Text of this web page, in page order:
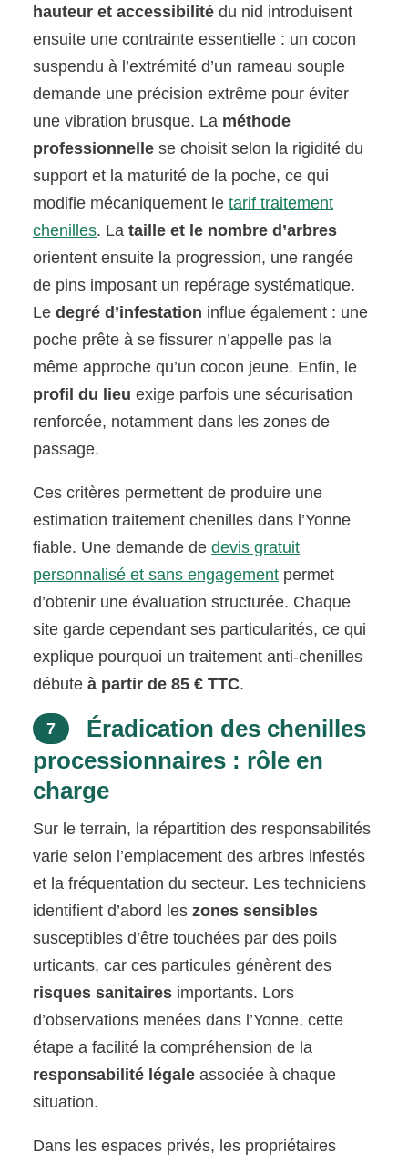
hauteur et accessibilité du nid introduisent
ensuite une contrainte essentielle : un cocon
suspendu à l’extrémité d’un rameau souple
demande une précision extrême pour éviter
une vibration brusque. La méthode
professionnelle se choisit selon la rigidité du
support et la maturité de la poche, ce qui
modifie mécaniquement letarif traitement
chenilles. Lataille et le nombre d’arbres
orientent ensuite la progression, une rangée
de pins imposant un repérage systématique.
Ledegré d’infestation influe également : une
poche prête à se fissurer n’appelle pas la
même approche qu’un cocon jeune. Enfin, le
profil du lieu exige parfois une sécurisation
renforcée, notamment dans les zones de
passage.
Ces critères permettent de produire une
estimation traitement chenilles dans l’Yonne
fiable. Une demande dedevis gratuit
personnalisé et sans engagement permet
d’obtenir une évaluation structurée. Chaque
site garde cependant ses particularités, ce qui
explique pourquoi un traitement anti-chenilles
débuteà partir de 85 € TTC.
7
Éradication des chenilles
processionnaires : rôle en
charge
Sur le terrain, la répartition des responsabilités
varie selon l’emplacement des arbres infestés
et la fréquentation du secteur. Les techniciens
identifient d’abord leszones sensibles
susceptibles d’être touchées par des poils
urticants, car ces particules génèrent des
risques sanitaires importants. Lors
d’observations menées dans l’Yonne, cette
étape a facilité la compréhension de la
responsabilité légale associée à chaque
situation.
Dans les espaces privés, les propriétaires